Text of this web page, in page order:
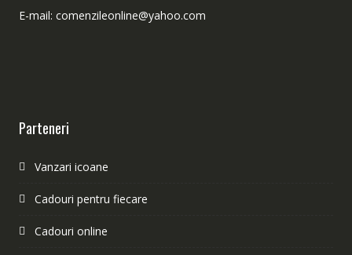
E-mail: comenzileonline@yahoo.com
Parteneri
Vanzari icoane
Cadouri pentru fiecare
Cadouri online